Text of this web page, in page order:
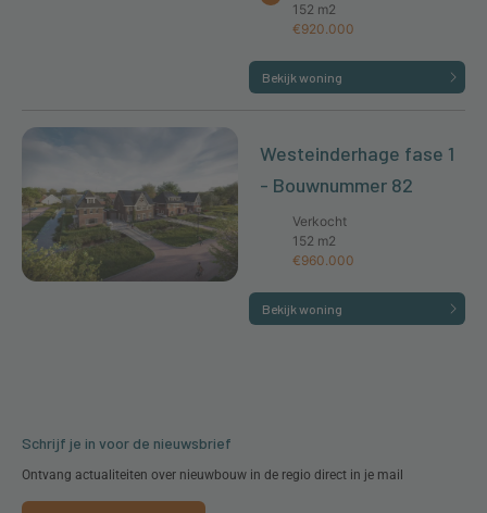
152 m2
€920.000
Bekijk woning
Westeinderhage fase 1
- Bouwnummer 82
Verkocht
152 m2
€960.000
Bekijk woning
Schrijf je in voor de nieuwsbrief
Ontvang actualiteiten over nieuwbouw in de regio direct in je mail